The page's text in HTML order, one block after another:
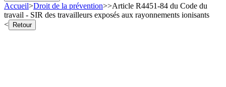
Accueil>Droit de la prévention>>Article R4451-84 du Code du
travail - SIR des travailleurs exposés aux rayonnements ionisants
<
Retour